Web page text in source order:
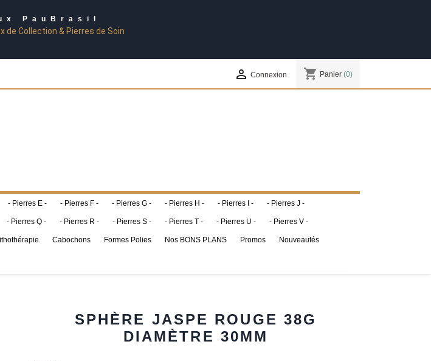
PauBrasil
de Collection & Pierres de Soin
 Connexion shopping_cart Panier (0)
- Pierres E - - Pierres F - - Pierres G - - Pierres H - - Pierres I - - Pierres J -
- Pierres Q - - Pierres R - - Pierres S - - Pierres T - - Pierres U - - Pierres V -
Cabochons Formes Polies Nos BONS PLANS Promos Nouveautés
SPHÈRE JASPE ROUGE 38G
DIAMÈTRE 30MM